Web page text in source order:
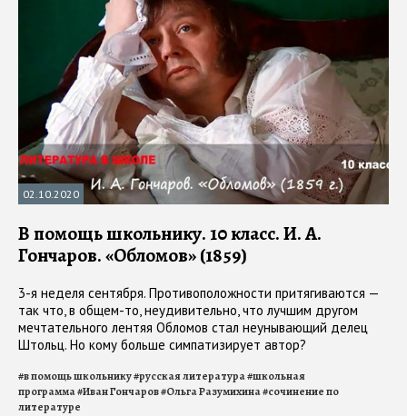
02.10.2020
В помощь школьнику. 10 класс. И. А.
Гончаров. «Обломов» (1859)
3-я неделя сентября. Противоположности притягиваются —
так что, в общем-то, неудивительно, что лучшим другом
мечтательного лентяя Обломов стал неунывающий делец
Штольц. Но кому больше симпатизирует автор?
#в помощь школьнику#русская литература#школьная
программа#Иван Гончаров#Ольга Разумихина#сочинение по
литературе